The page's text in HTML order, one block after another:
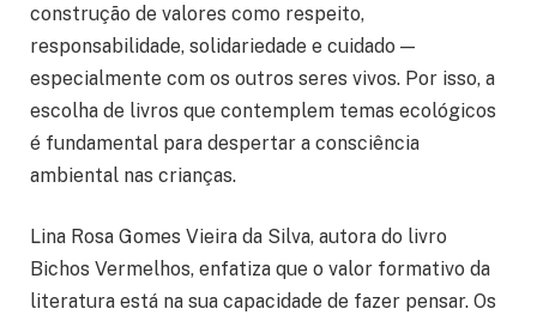
construção de valores como respeito,
responsabilidade, solidariedade e cuidado —
especialmente com os outros seres vivos. Por isso, a
escolha de livros que contemplem temas ecológicos
é fundamental para despertar a consciência
ambiental nas crianças.
Lina Rosa Gomes Vieira da Silva, autora do livro
Bichos Vermelhos, enfatiza que o valor formativo da
literatura está na sua capacidade de fazer pensar. Os